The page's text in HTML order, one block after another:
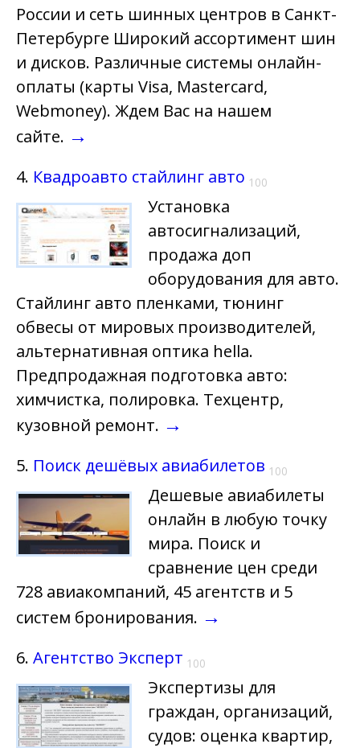
России и сеть шинных центров в Санкт-
Петербурге Широкий ассортимент шин
и дисков. Различные системы онлайн-
оплаты (карты Visa, Mastercard,
Webmoney). Ждем Вас на нашем
сайте. →
4. Квадроавто стайлинг авто 100
Установка
автосигнализаций,
продажа доп
оборудования для авто.
Стайлинг авто пленками, тюнинг
обвесы от мировых производителей,
альтернативная оптика hella.
Предпродажная подготовка авто:
химчистка, полировка. Техцентр,
кузовной ремонт. →
5. Поиск дешёвых авиабилетов 100
Дешевые авиабилеты
онлайн в любую точку
мира. Поиск и
сравнение цен среди
728 авиакомпаний, 45 агентств и 5
систем бронирования. →
6. Агентство Эксперт 100
Экспертизы для
граждан, организаций,
судов: оценка квартир,